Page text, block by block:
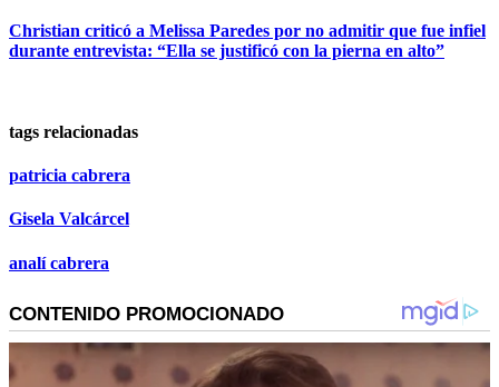
Christian criticó a Melissa Paredes por no admitir que fue infiel
durante entrevista: “Ella se justificó con la pierna en alto”
tags relacionadas
patricia cabrera
Gisela Valcárcel
analí cabrera